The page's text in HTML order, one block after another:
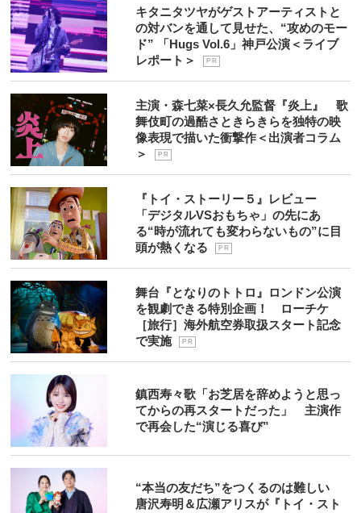
キタニタツヤがゲストアーティストと
の対バンを通して見せた、“攻めのモー
ド” 「Hugs Vol.6」神戸公演＜ライブ
レポート＞
P R
主演・森七菜×長久允監督『炎上』 歌
舞伎町の過酷さときらきらを独特の映
像表現で描いた衝撃作＜出演者コラム
＞
P R
『トイ・ストーリー５』レビュー
「デジタルVSおもちゃ」の先にあ
る“時が流れても変わらないもの”に目
頭が熱くなる
P R
舞台『となりのトトロ』ロンドン公演
を観劇できる特別企画！ ローチケ
［旅行］海外航空券取扱スタート記念
で実施
P R
鎮西寿々歌「お芝居を辞めようと思っ
てからの再スタートだった」 主演作
で再会した“演じる喜び”
“本当の友だち”をつくるのは難しい
唐沢寿明＆広瀬アリスが『トイ・スト